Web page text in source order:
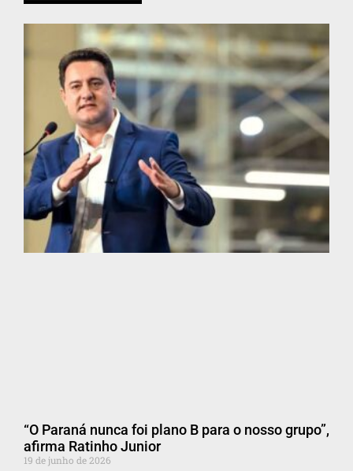
“O Paraná nunca foi plano B para o nosso grupo”,
afirma Ratinho Junior
19 de junho de 2026